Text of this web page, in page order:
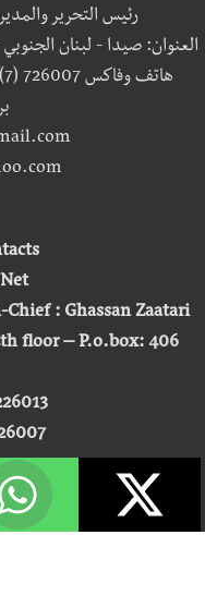
رئيس التحرير
العنوان: صيدا - لبنان الجنوبي
هاتف وفاكس 726007 (7) 00961 - خليوي 226013 (3) 00961
: Ghassan Zaatari
floor – P.o.box: 406